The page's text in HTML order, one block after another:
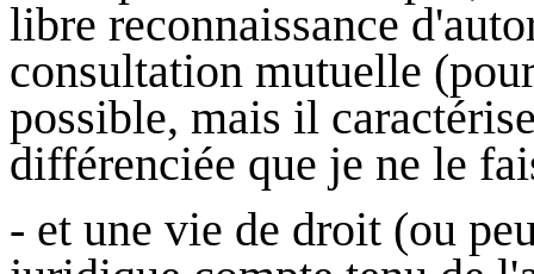
libre reconnaissance
consultation mutuelle
possible, mais il
différenciée que je ne le
- et une vie de droit (ou